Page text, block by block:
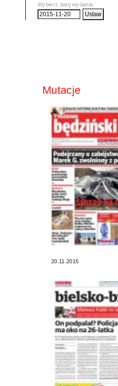
Wybierz datę wydania:
Mutacje
20.11.2015